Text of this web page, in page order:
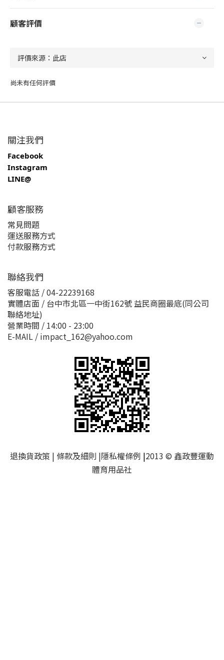
顧客評價
尚未有任何評價
關注我們
Facebook
Instagram
LINE@
顧客服務
常見問題
運送服務方式
付款服務方式
聯絡我們
客服電話 / 04-22239168
實體店面 / 台中市北區一中街162號 益民商圈最底(同公司
聯絡地址)
營業時間 / 14:00 - 23:00
E-MAIL / impact_162@yahoo.com
退換貨政策 | 條款及細則 |隱私權條例 |2013 © 鑫政豐運動
體育用品社